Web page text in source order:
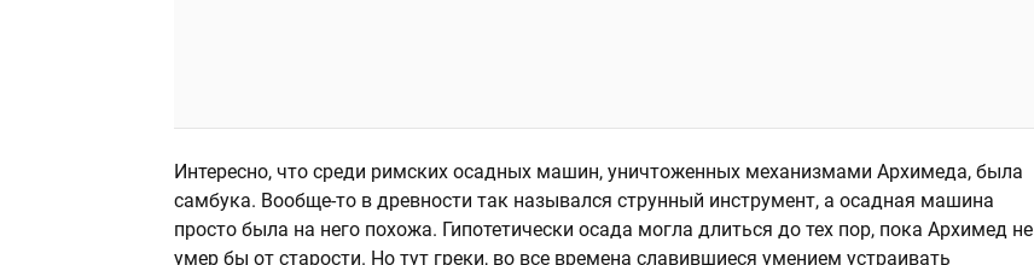
Интересно, что среди римских осадных машин, уничтоженных механизмами Архимеда, была
самбука. Вообще-то в древности так назывался струнный инструмент, а осадная машина
просто была на него похожа. Гипотетически осада могла длиться до тех пор, пока Архимед не
умер бы от старости. Но тут греки, во все времена славившиеся умением устраивать